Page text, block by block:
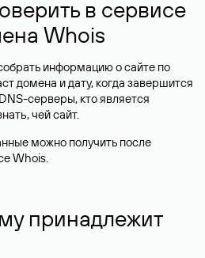
в сервисе
Whois
информацию о сайте по
домена и дату, когда завершится
серверы, кто является
чей сайт.
можно получить после
Whois.
принадлежит